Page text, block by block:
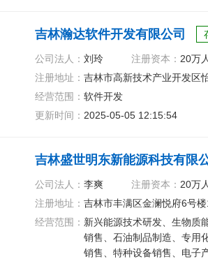
吉林瀚达软件开发有限公司
公司法人： 刘玲 注册资本： 20万
注册地址： 吉林市高新技术产业开发区
经营范围： 软件开发
更新时间： 2025-05-05 12:15:54
吉林盛世明东新能源科技有限
公司法人： 李爽 注册资本： 20万
注册地址： 吉林市丰满区金澜悦府6号
经营范围： 新兴能源技术研发、生物质
销售、石油制品制造、专用
销售、特种设备销售、电子